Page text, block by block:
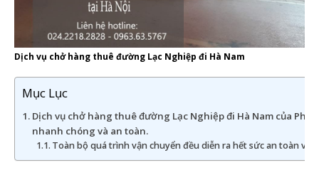
Dịch vụ chở hàng thuê đường Lạc Nghiệp đi Hà Nam
Mục Lục
Dịch vụ chở hàng thuê đường Lạc Nghiệp đi Hà Nam của Phi
nhanh chóng và an toàn.
Toàn bộ quá trình vận chuyển đều diễn ra hết sức an toàn và